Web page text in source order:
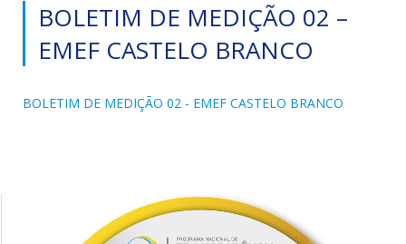
BOLETIM DE MEDIÇÃO 02 –
EMEF CASTELO BRANCO
BOLETIM DE MEDIÇÃO 02 - EMEF CASTELO BRANCO